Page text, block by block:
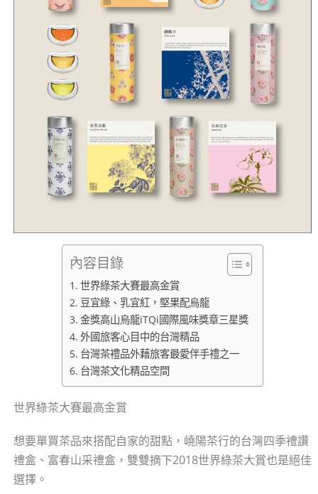
內容目錄
世界綠茶大賽最高金賞
豆宜綠、乳宜紅，堅果配烏龍
金獎高山烏龍iTQi國際風味獎章三星獎
外國旅客心目中的台灣精品
台灣茶禮品外藉旅客最愛伴手禮之一
台灣茶文化精品空間
世界綠茶大賽最高金賞
想要單買茶品來搭配自家的甜點，嶢陽茶行的台灣四季禮讚
禮盒、富春山采禮盒，雙雙摘下2018世界綠茶大賞也是絕佳
選擇。